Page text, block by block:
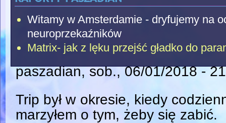
Witamy w Amsterdamie - dryfujemy na
neuroprzekaźników
Matrix- jak z lęku przejść gładko do
paszadian, sob., 06/01/2018 -
Trip był w okresie, kiedy
marzyłem o tym, żeby się zabić.